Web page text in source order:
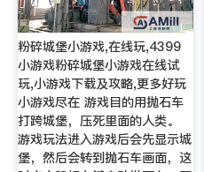
粉碎城堡小游戏,在线玩,4399
小游戏粉碎城堡小游戏在线试
玩,小游戏下载及攻略,更多好玩
小游戏尽在 游戏目的用抛石车
打跨城堡，压死里面的人类。
游戏玩法进入游戏后会先显示城
堡，然后会转到抛石车画面，这